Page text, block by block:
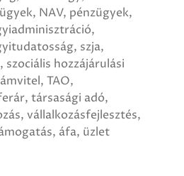
NAV pénzügyek
szja
szociális hozzájárulási
TAO
társasági adó
vállalkozásfejlesztés
áfa üzlet